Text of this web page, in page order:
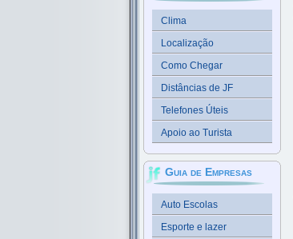
Clima
Localização
Como Chegar
Distâncias de JF
Telefones Úteis
Apoio ao Turista
Guia de Empresas
Auto Escolas
Esporte e lazer